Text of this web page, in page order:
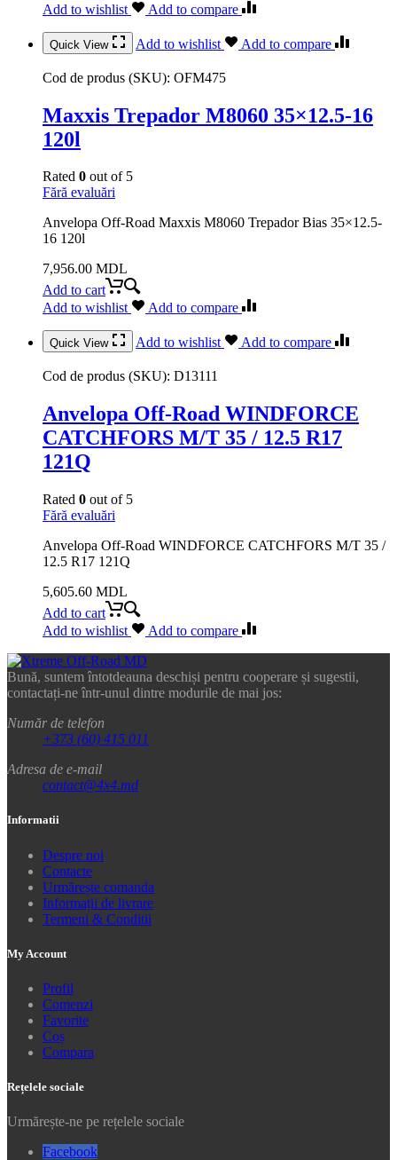
Add to wishlist
Add to compare
Quick View Add to wishlist Add to compare
Cod de produs (SKU): OFM475
Maxxis Trepador M8060 35×12.5-16
120l
Rated 0 out of 5
Fără evaluări
Anvelopa Off-Road Maxxis M8060 Trepador Bias 35×12.5-
16 120l
7,956.00 MDL
Add to cart
Add to wishlist
Add to compare
Quick View Add to wishlist Add to compare
Cod de produs (SKU): D13111
Anvelopa Off-Road WINDFORCE
CATCHFORS M/T 35 / 12.5 R17
121Q
Rated 0 out of 5
Fără evaluări
Anvelopa Off-Road WINDFORCE CATCHFORS M/T 35 /
12.5 R17 121Q
5,605.60 MDL
Add to cart
Add to wishlist
Add to compare
Bună, suntem întotdeauna deschiși pentru cooperare și sugestii,
contactați-ne într-unul dintre modurile de mai jos:
Număr de telefon
+373 (60) 415 011
Adresa de e-mail
contact@4x4.md
Informatii
Despre noi
Contacte
Urmărește comanda
Informații de livrare
Termeni & Conditii
My Account
Profil
Comenzi
Favorite
Coș
Compara
Rețelele sociale
Urmărește-ne pe rețelele sociale
Facebook